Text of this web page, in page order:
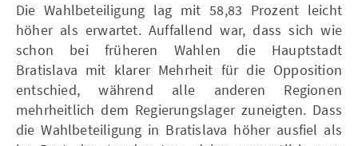
Die Wahlbeteiligung lag mit 58,83 Prozent leicht
höher als erwartet. Auffallend war, dass sich wie
schon bei früheren Wahlen die Hauptstadt
Bratislava mit klarer Mehrheit für die Opposition
entschied, während alle anderen Regionen
mehrheitlich dem Regierungslager zuneigten. Dass
die Wahlbeteiligung in Bratislava höher ausfiel als